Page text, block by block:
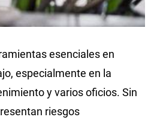
esenciales en
especialmente en la
y varios oficios. Sin
riesgos